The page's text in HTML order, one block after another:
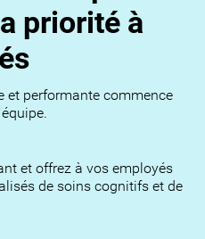
priorité à
et performante commence
et offrez à vos employés
de soins cognitifs et de